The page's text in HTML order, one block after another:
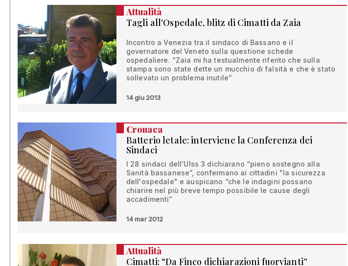
Attualità
Tagli all'Ospedale, blitz di Cimatti da Zaia
Incontro a Venezia tra il sindaco di Bassano e il
governatore del Veneto sulla questione schede
ospedaliere. “Zaia mi ha testualmente riferito che sulla
stampa sono state dette un mucchio di falsità e che è stato
sollevato un problema inutile”
14 giu 2013
Cronaca
Batterio letale: interviene la Conferenza dei
Sindaci
I 28 sindaci dell'Ulss 3 dichiarano “pieno sostegno alla
Sanità bassanese”, confermano ai cittadini "la sicurezza
dell'ospedale" e auspicano “che le indagini possano
chiarire nel più breve tempo possibile le cause degli
accadimenti”
14 mar 2012
Attualità
Cimatti: “Da Finco dichiarazioni fuorvianti”